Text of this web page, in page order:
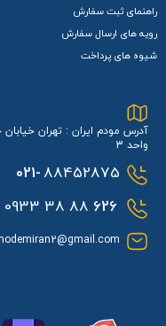
راهنمای ثبت سفارش
رویه های ارسال سفارش
شیوه های پرداخت
آدرس مودم ایران : تهران
واحد 3
021-88452875
626
88 38 0933